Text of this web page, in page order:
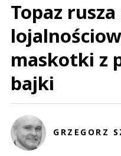
Topaz
maskotki z
bajki
GRZEGORZ